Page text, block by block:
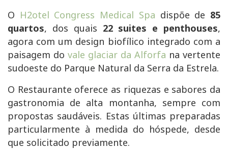
O H2otel Congress Medical Spa dispõe de 85
quartos, dos quais 22 suites e penthouses,
agora com um design biofílico integrado com a
paisagem do vale glaciar da Alforfa na vertente
sudoeste do Parque Natural da Serra da Estrela.
O Restaurante oferece as riquezas e sabores da
gastronomia de alta montanha, sempre com
propostas saudáveis. Estas últimas preparadas
particularmente à medida do hóspede, desde
que solicitado previamente.